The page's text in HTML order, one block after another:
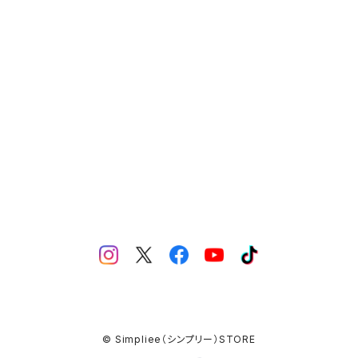
© Simpliee（シンプリー）STORE